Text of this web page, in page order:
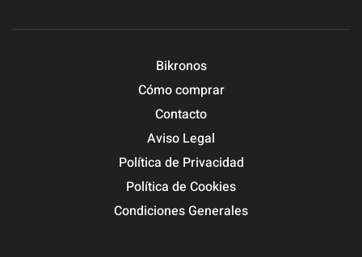
Bikronos
Cómo comprar
Contacto
Aviso Legal
Política de Privacidad
Política de Cookies
Condiciones Generales